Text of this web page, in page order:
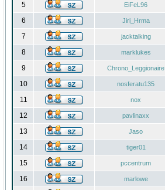
5 EiFeL96
6
Jiri_Hrma
7 jacktalking
8 marklukes
9 Chrono_Leggionaire
10 nosferatu135
11 nox
12 pavlinaxx
13 Jaso
14 tiger01
15 pccentrum
16 marlowe